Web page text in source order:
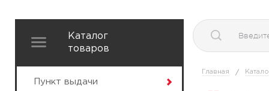
Каталог
товаров
Пункт выдачи
Главная /